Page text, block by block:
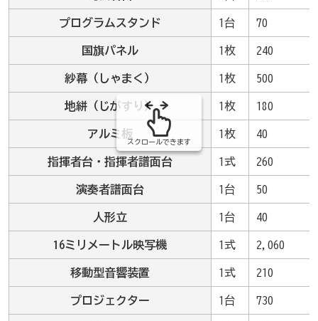
プログラムスタンド 1台 70
国旗パネル 1枚 240
紗幕（しゃまく） 1枚 500
地絣（じがすり） 1枚 180
アルミ板 1枚 40
指揮者台・指揮者譜面台 1式 260
演奏者譜面台 1台 50
人形立 1台 40
16ミリメートル映写機 1式 2,060
移動型音響装置 1式 210
プロジェクター 1台 730
スクロールできます